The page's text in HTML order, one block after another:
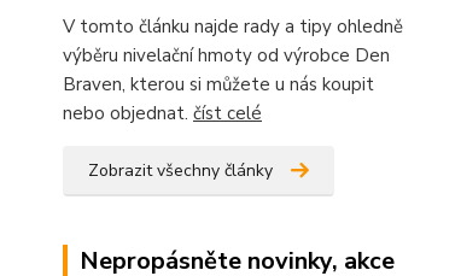
V tomto článku najde rady a tipy ohledně
výběru nivelační hmoty od výrobce Den
Braven, kterou si můžete u nás koupit
nebo objednat. číst celé
Zobrazit všechny články
Nepropásněte novinky, akce